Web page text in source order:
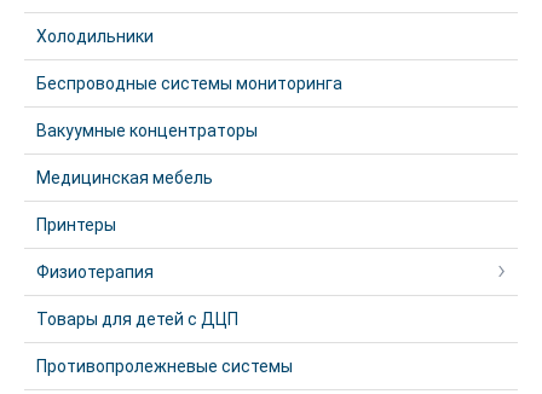
Холодильники
Беспроводные системы мониторинга
Вакуумные концентраторы
Медицинская мебель
Принтеры
Физиотерапия
Товары для детей с ДЦП
Противопролежневые системы